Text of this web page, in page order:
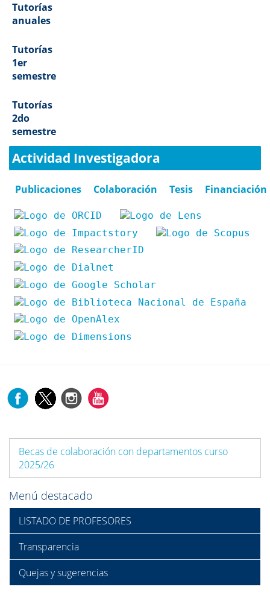
Tutorías
anuales
Tutorías
1er
semestre
Tutorías
2do
semestre
Actividad Investigadora
Publicaciones Colaboración Tesis Financiación
Becas de colaboración con departamentos curso
2025/26
Menú destacado
LISTADO DE PROFESORES
Transparencia
Quejas y sugerencias